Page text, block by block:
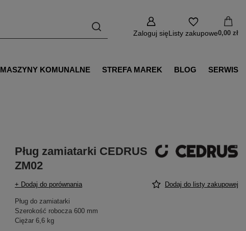
Zaloguj sięListy zakupowe0,00 zł
MASZYNY KOMUNALNE STREFA MAREK BLOG SERWIS
Pług zamiatarki CEDRUS
ZM02
+ Dodaj do porównania Dodaj do listy zakupowej
Pług do zamiatarki
Szerokość robocza 600 mm
Ciężar 6,6 kg